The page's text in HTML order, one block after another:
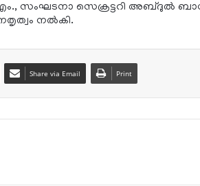
സംഘടനാ സെക്രട്ടറി അബ്ദുൽ
നൽകി.
Share via Email Print